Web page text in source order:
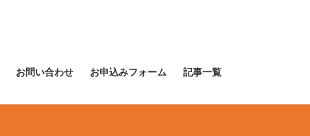
お問い合わせ お申込みフォーム 記事一覧